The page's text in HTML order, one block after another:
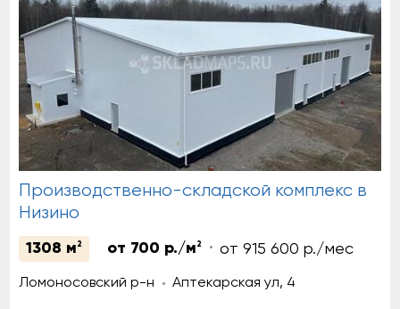
Производственно-складской комплекс в
Низино
1308 м 2 от 700 р./м 2 от 915 600 р./мес
Ломоносовский р-н Аптекарская ул, 4